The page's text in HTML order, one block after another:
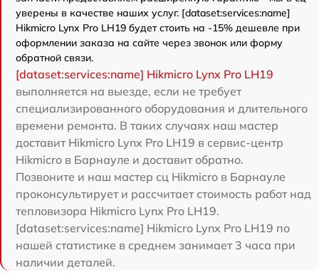
уверены в качестве наших услуг. [dataset:services:name]
Hikmicro Lynx Pro LH19 будет стоить на -15% дешевле при
оформлении заказа на сайте через звонок или форму
обратной связи.
[dataset:services:name] Hikmicro Lynx Pro LH19
выполняется на выезде, если не требует
специализированного оборудования и длительного
времени ремонта. В таких случаях наш мастер
доставит Hikmicro Lynx Pro LH19 в сервис-центр
Hikmicro в Барнауле и доставит обратно.
Позвоните и наш мастер сц Hikmicro в Барнауле
проконсультирует и рассчитает стоимость работ над
тепловизора Hikmicro Lynx Pro LH19.
[dataset:services:name] Hikmicro Lynx Pro LH19 по
нашей статистике в среднем занимает 3 часа при
наличии деталей.